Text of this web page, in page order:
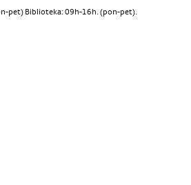
pet) Biblioteka: 09h-16h. (pon-pet).